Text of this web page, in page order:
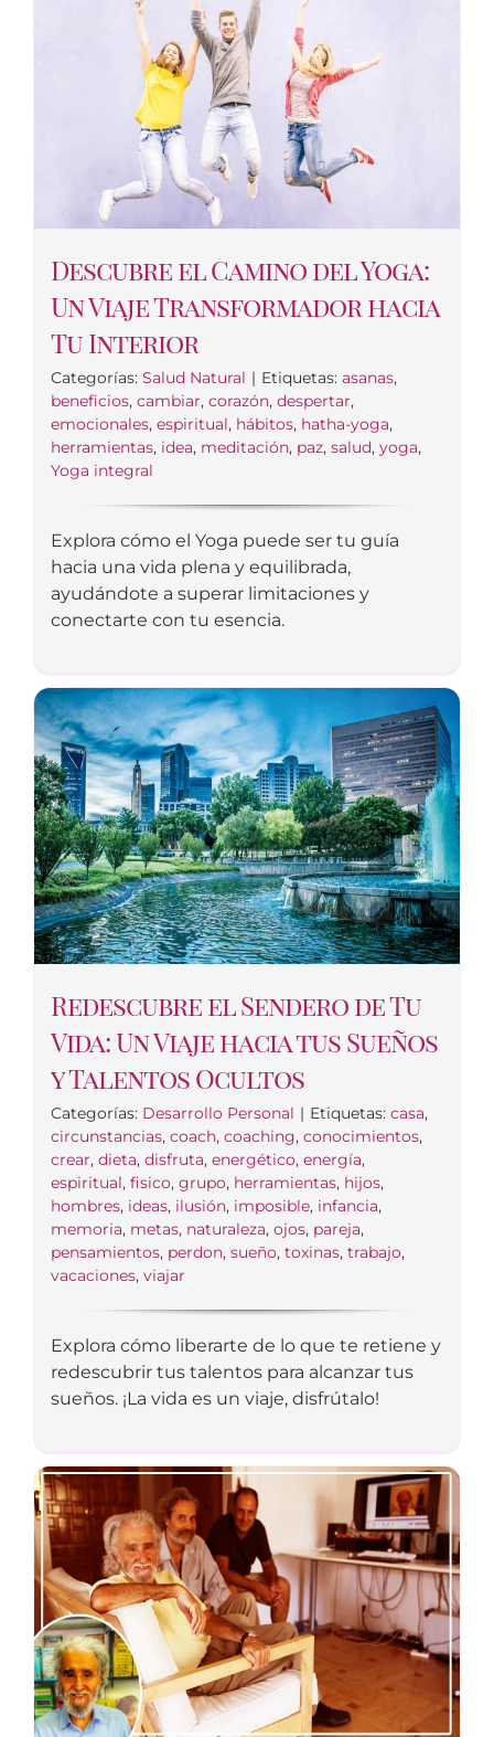
Descubre el Camino del Yoga:
Un Viaje Transformador hacia
Tu Interior
Categorías: Salud Natural | Etiquetas: asanas,
beneficios, cambiar, corazón, despertar,
emocionales, espiritual, hábitos, hatha-yoga,
herramientas, idea, meditación, paz, salud, yoga,
Yoga integral
Explora cómo el Yoga puede ser tu guía
hacia una vida plena y equilibrada,
ayudándote a superar limitaciones y
conectarte con tu esencia.
Redescubre el Sendero de Tu
Vida: Un Viaje hacia tus Sueños
y Talentos Ocultos
Categorías: Desarrollo Personal | Etiquetas: casa,
circunstancias, coach, coaching, conocimientos,
crear, dieta, disfruta, energético, energía,
espiritual, fisico, grupo, herramientas, hijos,
hombres, ideas, ilusión, imposible, infancia,
memoria, metas, naturaleza, ojos, pareja,
pensamientos, perdon, sueño, toxinas, trabajo,
vacaciones, viajar
Explora cómo liberarte de lo que te retiene y
redescubrir tus talentos para alcanzar tus
sueños. ¡La vida es un viaje, disfrútalo!